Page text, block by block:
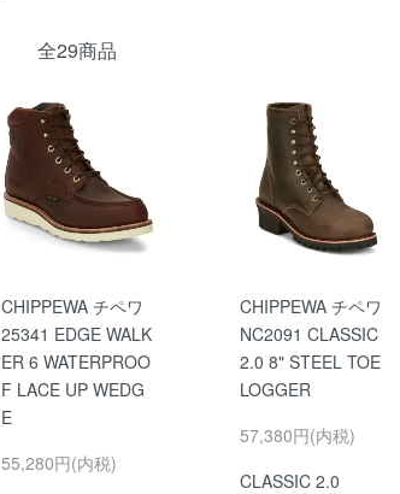
全29商品
CHIPPEWA チペワ
25341 EDGE WALK
ER 6 WATERPROO
F LACE UP WEDG
E
55,280円(内税)
CHIPPEWA チペワ
NC2091 CLASSIC
2.0 8" STEEL TOE
LOGGER
57,380円(内税)
CLASSIC 2.0